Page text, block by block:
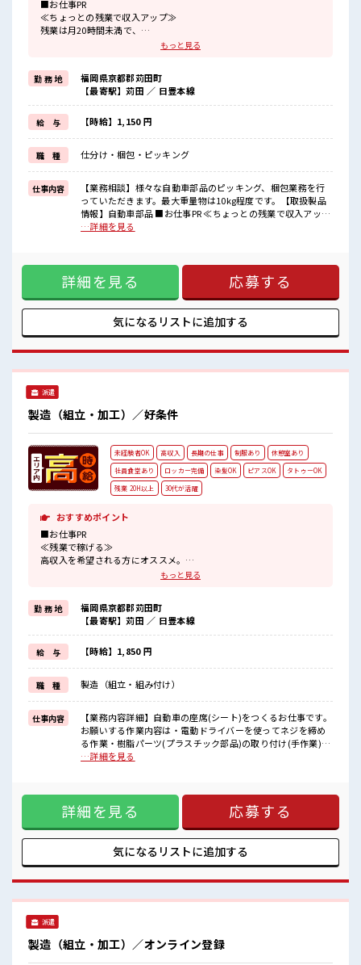
■お仕事PR
≪ちょっとの残業で収入アップ≫
残業は月20時間未満で、
明るすぎたり奇抜でなければ基本的に自由！
(規定有)≪機能的な制服アリ≫
制服があるので、
毎日の服装の悩み解消♪
≪未経験の方も大カンゲイ≫
新しいことにチャレンジするのは不安だけど、
しっかり働く環境が整っています！
イチからスキルUP・ステップUP目指していきましょう！
≪様々なお仕事をご提案≫
一人で悩まず気軽に相談できる、
派遣のお仕事です！
■職場の雰囲気
20代の若い世代がたくさん活躍中の活気ある職場！
休憩時間にゆっくりできるスペース完備！
もっと見る
勤 務 地
福岡県京都郡苅田町
【最寄駅】苅田 ／ 日豊本線
給 与 【時給】1,150 円
職 種 仕分け・梱包・ピッキング
仕事内容
【業務相談】様々な自動車部品のピッキング、梱包業務を行
っていただきます。最大重量物は10kg程度です。【取扱製品
情報】自動車部品 ■お仕事PR ≪ちょっとの残業で収入アップ
≫ 残業は月20時間未満で、 ほどよく稼げます♪ ≪髪色自由で
服装の悩み解消♪ ≪未経験の方も大カンゲイ≫ 新しいことに
チャレンジするのは不安だけど、 しっかり働く環境が整って
います！ イチからスキルUP・ステップUP目指していきまし
ょう！ ≪様々なお仕事をご提案≫ 一人で悩まず気軽に相談で
きる、 派遣のお仕事です！ ■職場の雰囲気 髪型にこだわりの
あるアナタは必見！ 髪型自由な職場！ 20代の若い世代がたく
ース完備！
…詳細を見る
詳細を見る 応募する
気になるリストに追加する
派遣
製造（組立・加工）／好条件
未経験者OK 高収入 長期の仕事 制服あり
休憩室あり
社員食堂あり
ロッカー完備 染髪OK ピアスOK
タトゥーOK
残業 20H以上
30代が活躍
おすすめポイント
■お仕事PR
≪残業で稼げる≫
高収入を希望される方にオススメ。
残業は月20時間以上あります♪
明るすぎたり奇抜でなければ基本的に自由！
(規定有)制服があると毎日の服選びに悩まずOK♪
≪未経験でも活躍できる≫
新しいことにチャレンジするのは不安だけど、
しっかり働く環境が整っています！
イチからスキルUP・ステップUP目指していきましょう！
≪自分に向いている仕事が探せる≫
困った事などがあれば、
担当がしっかりサポートします！
■職場の雰囲気
明るすぎたり奇抜過ぎなければヘアカラーOK！
休憩室で楽しくおしゃべり！
ロッカー付き職場♪
もっと見る
勤 務 地
福岡県京都郡苅田町
【最寄駅】苅田 ／ 日豊本線
給 与 【時給】1,850 円
職 種 製造（組立・組み付け）
仕事内容
【業務内容詳細】自動車の座席(シート)をつくるお仕事です。
お願いする作業内容は・電動ドライバーを使ってネジを締め
る作業・樹脂パーツ(プラスチック部品)の取り付け(手作業)・
シートカバーを手作業でかぶせて仕上げ・電動工具を使った
られます。ライン作業とセル作業があり、単調すぎず働きや
すい環境です。【取扱製品情報】自動車用シート ■お仕事PR
≪残業で稼げる≫ 高収入を希望される方にオススメ。 残業は
月20時間以上あります♪ ≪ヘアカラーOKで自由な雰囲気の
職場≫ 明るすぎたり奇抜でなければ基本的に自由！ (規定有)
制服があると毎日の服選びに悩まずOK♪ ≪未経験でも活躍で
り働く環境が整っています！ イチからスキルUP・ステップ
UP目指していきましょう！ ≪自分に向いている仕事が探せる
OK！ 休憩室で楽しくおしゃべり！ ストレス解消☆ 持ち物が
多いあなたにもぴったり☆ ロッカー付き職場♪
…詳細を見る
詳細を見る 応募する
気になるリストに追加する
派遣
製造（組立・加工）／オンライン登録